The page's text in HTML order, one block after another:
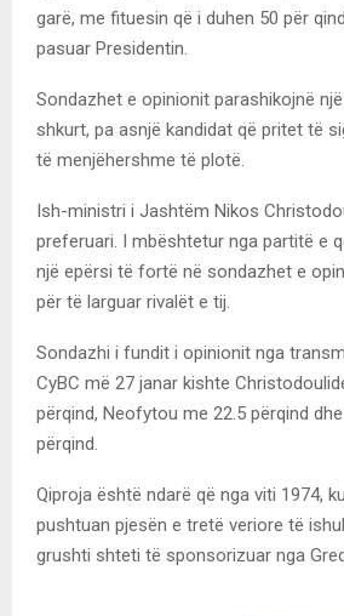
garë, me fituesin që i duhen 50 për
pasuar Presidentin.
Sondazhet e opinionit parashikojnë
shkurt, pa asnjë kandidat që pritet të
të menjëhershme të plotë.
Ish-ministri i Jashtëm Nikos
preferuari. I mbështetur nga partitë e
një epërsi të fortë në sondazhet e
për të larguar rivalët e tij.
Sondazhi i fundit i opinionit nga
CyBC më 27 janar kishte
përqind, Neofytou me 22.5 përqind
përqind.
Qiproja është ndarë që nga viti 1974,
pushtuan pjesën e tretë veriore të
grushti shteti të sponsorizuar nga